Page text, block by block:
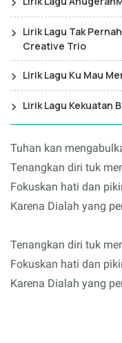
Lirik Lagu Tak
Creative Trio
Lirik Lagu Ku Mau
Lirik Lagu Kekuatan
Tuhan kan
Tenangkan diri tuk
Fokuskan hati dan
Karena Dialah yang
Tenangkan diri tuk
Fokuskan hati dan
Karena Dialah yang